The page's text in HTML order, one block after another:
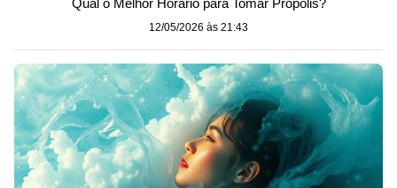
Qual o Melhor Horário para Tomar Própolis?
12/05/2026 às 21:43